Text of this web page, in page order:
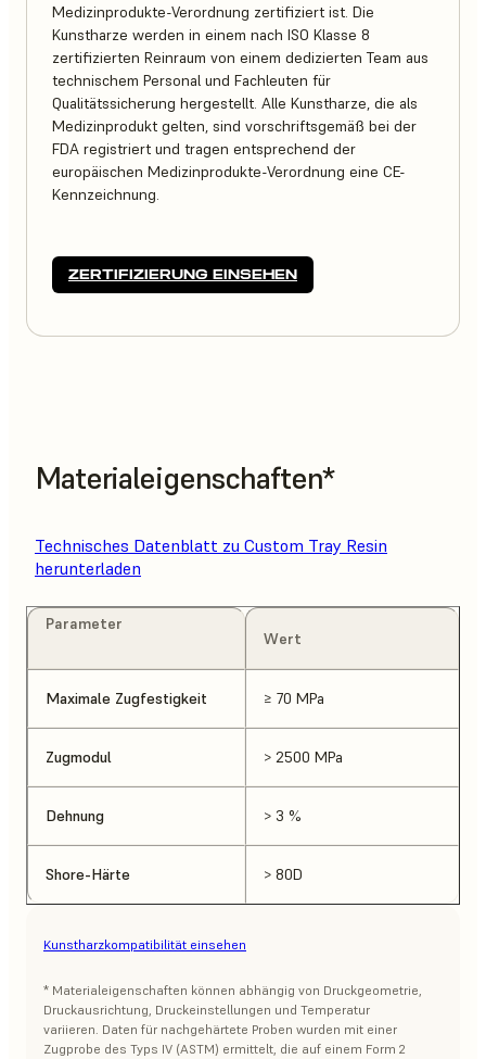
Medizinprodukte-Verordnung zertifiziert ist. Die
Kunstharze werden in einem nach ISO Klasse 8
zertifizierten Reinraum von einem dedizierten Team aus
technischem Personal und Fachleuten für
Qualitätssicherung hergestellt. Alle Kunstharze, die als
Medizinprodukt gelten, sind vorschriftsgemäß bei der
FDA registriert und tragen entsprechend der
europäischen Medizinprodukte-Verordnung eine CE-
Kennzeichnung.
ZERTIFIZIERUNG EINSEHEN
Materialeigenschaften*
Technisches Datenblatt zu Custom Tray Resin
herunterladen
Parameter
Wert
Maximale Zugfestigkeit ≥ 70 MPa
Zugmodul > 2500 MPa
Dehnung > 3 %
Shore-Härte > 80D
Kunstharzkompatibilität einsehen
* Materialeigenschaften können abhängig von Druckgeometrie,
Druckausrichtung, Druckeinstellungen und Temperatur
variieren. Daten für nachgehärtete Proben wurden mit einer
Zugprobe des Typs IV (ASTM) ermittelt, die auf einem Form 2